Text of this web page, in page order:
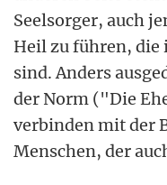
Seelsorger, auch
Heil zu führen, die
sind. Anders
der Norm ("Die
verbinden mit der
Menschen, der